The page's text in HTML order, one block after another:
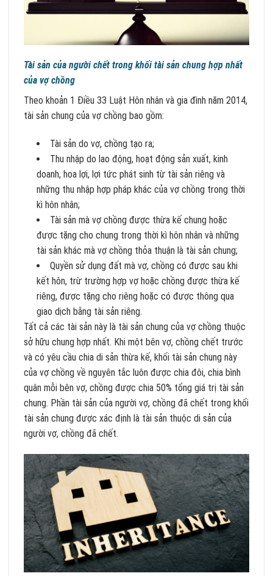
Tài sản của người chết trong khối tài sản chung hợp nhất
của vợ chồng
Theo khoản 1 Điều 33 Luật Hôn nhân và gia đình năm 2014,
tài sản chung của vợ chồng bao gồm:
Tài sản do vợ, chồng tạo ra;
Thu nhập do lao động, hoạt động sản xuất, kinh
doanh, hoa lợi, lợi tức phát sinh từ tài sản riêng và
những thu nhập hợp pháp khác của vợ chồng trong thời
kì hôn nhân;
Tài sản mà vợ chồng được thừa kế chung hoặc
được tặng cho chung trong thời kì hôn nhân và những
tài sản khác mà vợ chồng thỏa thuận là tài sản chung;
Quyền sử dụng đất mà vợ, chồng có được sau khi
kết hôn, trừ trường hợp vợ hoặc chồng được thừa kế
riêng, được tặng cho riêng hoặc có được thông qua
giao dịch bằng tài sản riêng.
Tất cả các tài sản này là tài sản chung của vợ chồng thuộc
sở hữu chung hợp nhất. Khi một bên vợ, chồng chết trước
và có yêu cầu chia di sản thừa kế, khối tài sản chung này
của vợ chồng về nguyên tắc luôn được chia đôi, chia bình
quân mỗi bên vợ, chồng được chia 50% tổng giá trị tài sản
chung. Phần tài sản của người vợ, chồng đã chết trong khối
tài sản chung được xác định là tài sản thuộc di sản của
người vợ, chồng đã chết.